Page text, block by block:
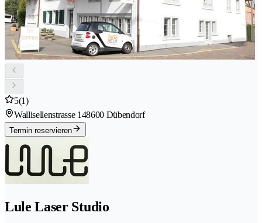
5(1)
Wallisellenstrasse 148600 Dübendorf
Termin reservieren
Lule Laser Studio